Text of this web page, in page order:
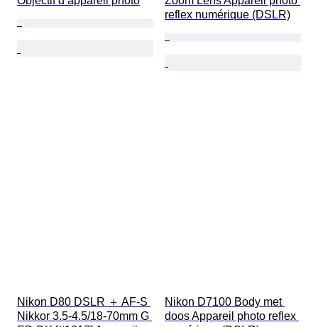
reflex numérique (DSLR)
Nikon D80 DSLR ＋ AF-S
Nikkor 3.5-4.5/18-70mm G
Nikon D7100 Body met
doos Appareil photo reflex